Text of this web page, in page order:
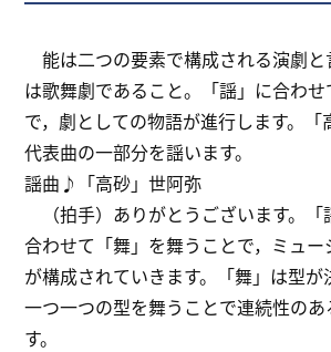
能は二つの要素で構成される演劇と
は歌舞劇であること。「謡」に合わ
で，劇としての物語が進行します。「
代表曲の一部分を謡います。
謡曲♪「高砂」世阿弥
（拍手）ありがとうございます。「
合わせて「舞」を舞うことで，ミュ
が構成されていきます。「舞」は型が
一つ一つの型を舞うことで連続性の
す。